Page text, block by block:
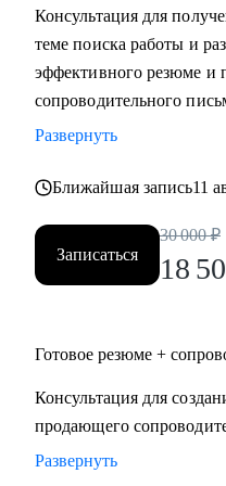
Мидл и топ руководители.
• CEO/Генеральный
• Операционный
• Коммерческий
• CFO/ Финансовый
• Директор по
• ИТ-директор
• Директор по логистике и
• Директор по
Для своих клиентов я —
поможет
области
уникальность, найти
Консультация для
теме поиска работы и
эффективного резюме и
сопроводительного
Развернуть
Ближайшая запись11
Записаться
30 000 ₽
18
Готовое резюме +
Консультация для
продающего
Развернуть